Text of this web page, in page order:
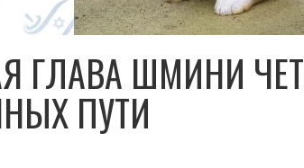
ГЛАВА ШМИНИ
ПУТИ